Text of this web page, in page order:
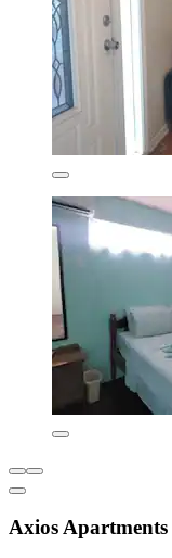
Axios Apartments